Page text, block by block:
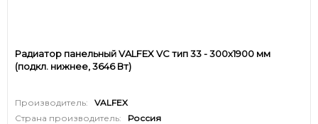
Радиатор панельный VALFEX VC тип 33 - 300x1900 мм
(подкл. нижнее, 3646 Вт)
Производитель:
VALFEX
Страна производитель:
Россия